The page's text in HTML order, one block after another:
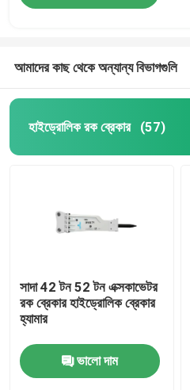
আমাদের কাছ থেকে অন্যান্য বিভাগগুলি
হাইড্রোলিক রক ব্রেকার (57)
সাদা 42 টন 52 টন এক্সকাভেটর
রক ব্রেকার হাইড্রোলিক ব্রেকার
হ্যামার
ভালো দাম